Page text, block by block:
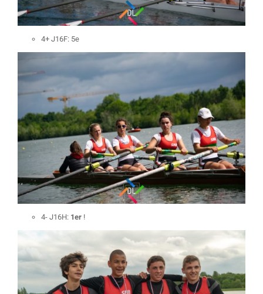
4+ J16F: 5e
4- J16H: 1er !